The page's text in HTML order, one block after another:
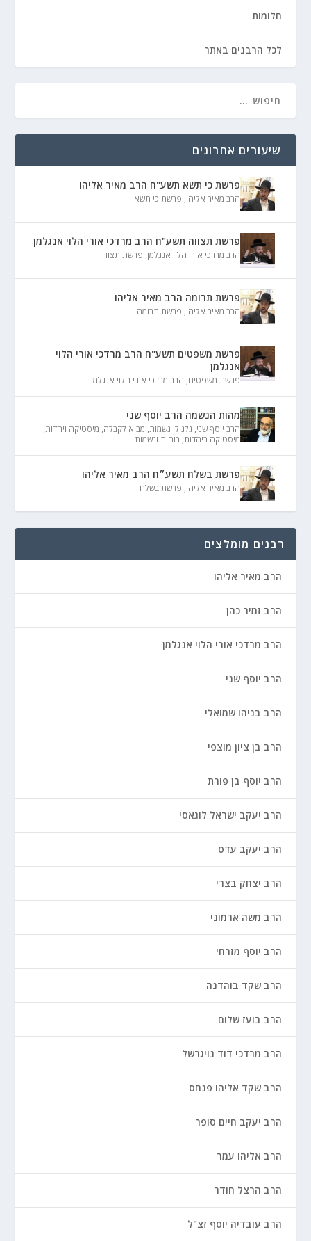
חלומות
לכל הרבנים באתר
שיעורים אחרונים
פרשת כי תשא תשע"ח הרב מאיר אליהו
הרב מאיר אליהו, פרשת כי תשא
פרשת תצווה תשע"ח הרב מרדכי אורי הלוי אנגלמן
הרב מרדכי אורי הלוי אנגלמן, פרשת תצוה
פרשת תרומה הרב מאיר אליהו
הרב מאיר אליהו, פרשת תרומה
פרשת משפטים תשע"ח הרב מרדכי אורי הלוי
אנגלמן
פרשת משפטים, הרב מרדכי אורי הלוי אנגלמן
מהות הנשמה הרב יוסף שני
הרב יוסף שני, גלגולי נשמות, מבוא לקבלה, מיסטיקה ויהדות,
מיסטיקה ביהדות, רוחות ונשמות
פרשת בשלח תשע״ח הרב מאיר אליהו
הרב מאיר אליהו, פרשת בשלח
רבנים מומלצים
הרב מאיר אליהו
הרב זמיר כהן
הרב מרדכי אורי הלוי אנגלמן
הרב יוסף שני
הרב בניהו שמואלי
הרב בן ציון מוצפי
הרב יוסף בן פורת
הרב יעקב ישראל לוגאסי
הרב יעקב עדס
הרב יצחק בצרי
הרב משה ארמוני
הרב יוסף מזרחי
הרב שקד בוהדנה
הרב בועז שלום
הרב מרדכי דוד נויגרשל
הרב שקד אליהו פנחס
הרב יעקב חיים סופר
הרב אליהו עמר
הרב הרצל חודר
הרב עובדיה יוסף זצ"ל